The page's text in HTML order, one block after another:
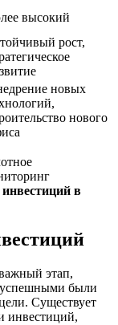
высокий
рост,
новых
нового
инвестиций в
этап,
успешными были
Существует
инвестиций,